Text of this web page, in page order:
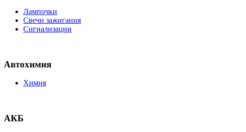
Лампочки
Свечи зажигания
Сигнализации
Автохимия
Химия
АКБ